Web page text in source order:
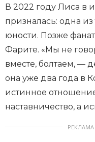
В 2022 году Лиса в
призналась: одна
юности. Позже
Фарите. «Мы не
вместе, болтаем, —
она уже два года в
истинное
наставничество, а